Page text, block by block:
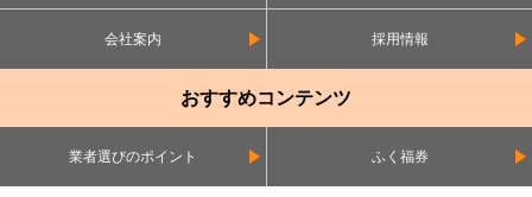
会社案内 採用情報
おすすめコンテンツ
業者選びのポイント ふく福券